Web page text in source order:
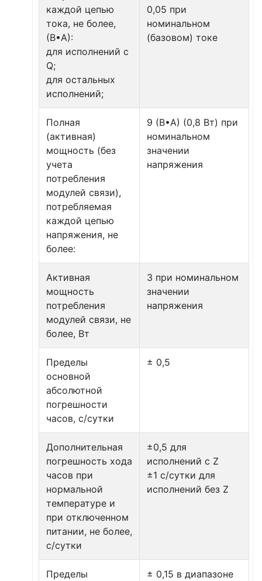
каждой цепью
тока, не более,
(В•А):
для исполнений с
Q;
для остальных
исполнений;
0,05 при
номинальном
(базовом) токе
Полная
(активная)
мощность (без
учета
потребления
модулей связи),
потребляемая
каждой цепью
напряжения, не
более:
9 (В•А) (0,8 Вт) при
номинальном
значении
напряжения
Активная
мощность
потребления
модулей связи, не
более, Вт
3 при номинальном
значении
напряжения
Пределы
основной
абсолютной
погрешности
часов, c/сутки
± 0,5
Дополнительная
погрешность хода
часов при
нормальной
температуре и
при отключенном
питании, не более,
с/сутки
±0,5 для
исполнений с Z
±1 с/сутки для
исполнений без Z
Пределы
± 0,15 в диапазоне